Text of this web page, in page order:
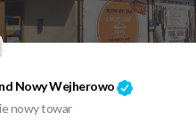
Nowy Wejherowo
nowy towar